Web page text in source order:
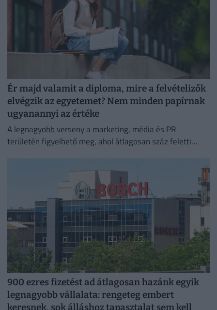
Ér majd valamit a diploma, mire a felvételizők
elvégzik az egyetemet? Nem minden papírnak
ugyanannyi az értéke
A legnagyobb verseny a marketing, média és PR
területén figyelhető meg, ahol átlagosan száz feletti
900 ezres fizetést ad átlagosan hazánk egyik
legnagyobb vállalata: rengeteg embert
keresnek, sok álláshoz tapasztalat sem kell